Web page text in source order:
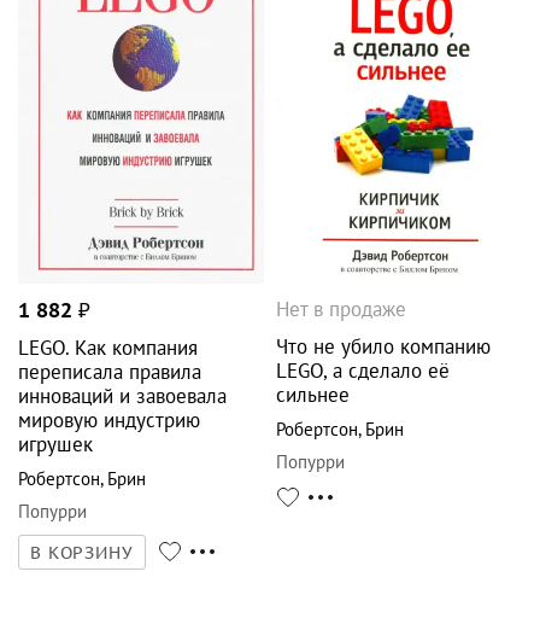
1 882 ₽
LEGO. Как компания
переписала правила
инноваций и завоевала
мировую индустрию
игрушек
Робертсон, Брин
Попурри
В КОРЗИНУ
Нет в продаже
Что не убило компанию
LEGO, а сделало её
сильнее
Робертсон, Брин
Попурри